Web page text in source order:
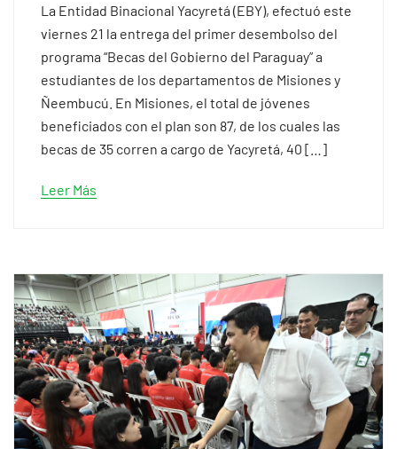
La Entidad Binacional Yacyretá (EBY), efectuó este
viernes 21 la entrega del primer desembolso del
programa “Becas del Gobierno del Paraguay” a
estudiantes de los departamentos de Misiones y
Ñeembucú. En Misiones, el total de jóvenes
beneficiados con el plan son 87, de los cuales las
becas de 35 corren a cargo de Yacyretá, 40 […]
Leer Más